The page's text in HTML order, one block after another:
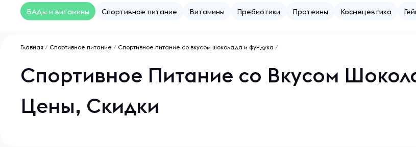
БАДы и витамины Спортивное питание Витамины Пребиотики Протеины Космецевтика
Главная / Спортивное питание / Спортивное питание со вкусом шоколада и фундука /
Спортивное Питание со Вкусом
Цены, Скидки